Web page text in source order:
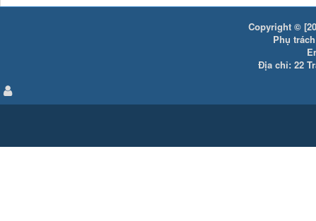
Copyright ©
Phụ
Địa chỉ: 22